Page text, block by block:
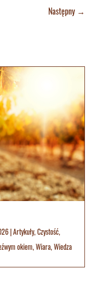
Następny→
|Artykuły,Czystość,
okiem,Wiara,Wiedza